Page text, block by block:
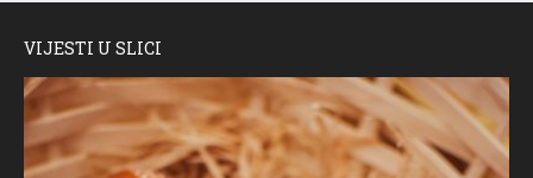
VIJESTI U SLICI